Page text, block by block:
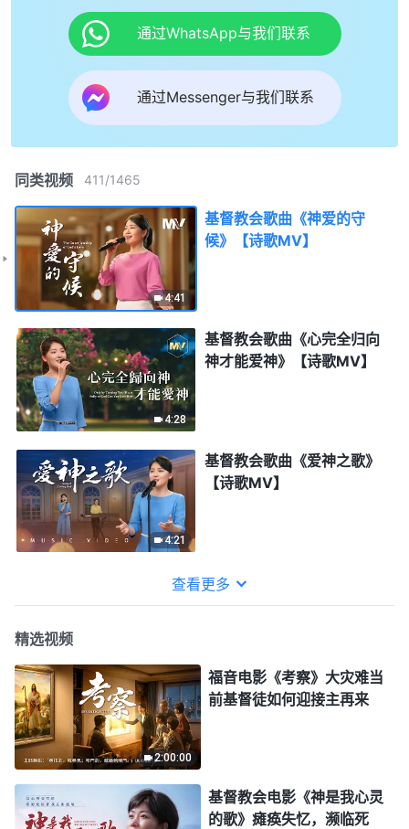
通过WhatsApp与我们联系
通过Messenger与我们联系
同类视频 411/1465
4:41
基督教会歌曲《神爱的守
候》【诗歌MV】
4:28
基督教会歌曲《心完全归向
神才能爱神》【诗歌MV】
4:21
基督教会歌曲《爱神之歌》
【诗歌MV】
查看更多
精选视频
2:00:00
福音电影《考察》大灾难当
前基督徒如何迎接主再来
基督教会电影《神是我心灵
的歌》瘫痪失忆，濒临死